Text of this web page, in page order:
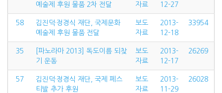
예술제 후원 물품 2차 전달
자료
12-27
58
김진덕·정경식 재단, 국제문화
예술제 후원 물품 전달
보도
자료
2013-
12-18
33954
35
[파노라마 2013] 독도이름 되찾
기 운동
보도
자료
2013-
12-17
26269
57
김진덕·정경식 재단, 국제 페스
티발 추가 후원
보도
자료
2013-
11-29
26028